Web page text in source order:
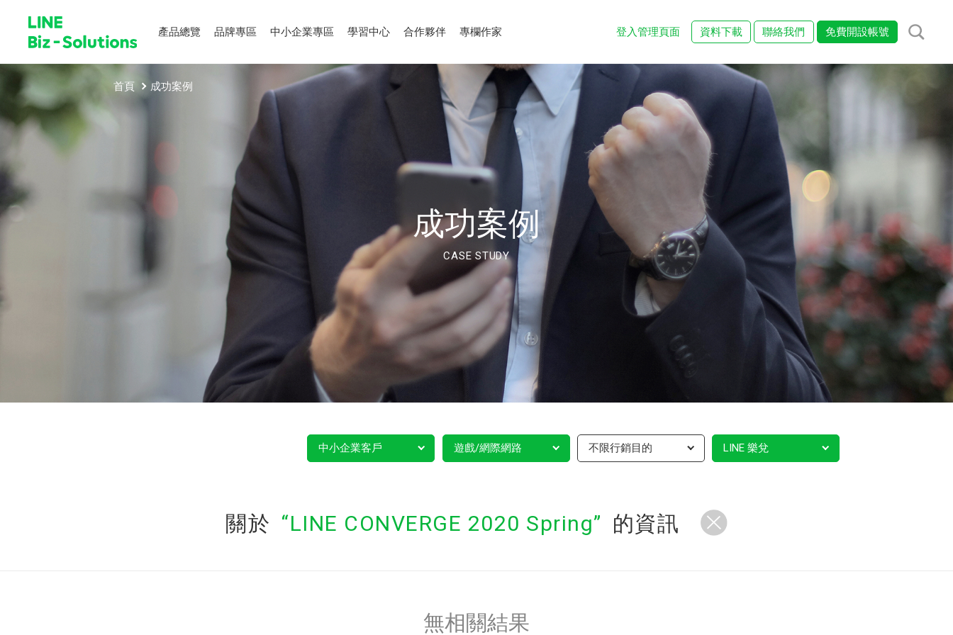
產品總覽 品牌專區 中小企業專區 學習中心 合作夥伴 專欄作家 登入管理頁面 資料下載 聯絡我們 免費開設帳號
首頁 成功案例
成功案例
CASE STUDY
中小企業客戶 遊戲/網際網路 不限行銷目的 LINE 樂兌
關於 LINE CONVERGE 2020 Spring 的資訊
無相關結果